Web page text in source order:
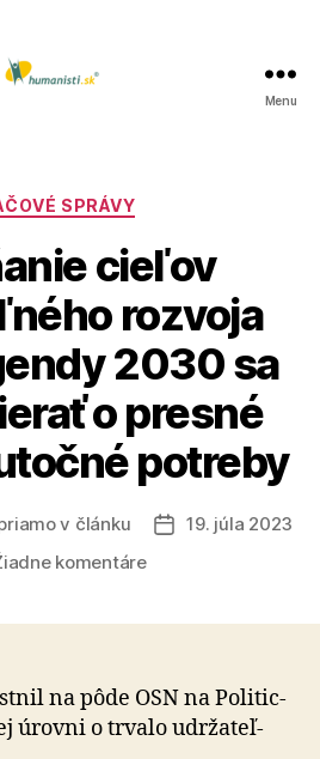
Menu
Kategórie
SPRÁVY
cieľov
rozvoja
2030 sa
o presné
potreby
v článku
Dátum
19. júla 2023
komentárena
podľa
Agendy
na pôde OSN na Po­li­tic­
úrovni o trvalo udr­ža­teľ­